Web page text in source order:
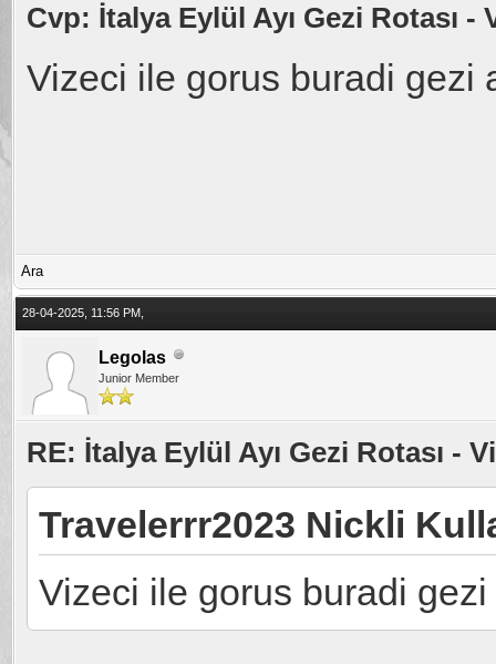
Cvp: İtalya Eylül Ayı Gezi Rotası -
Vizeci ile gorus buradi gezi
Ara
28-04-2025, 11:56 PM,
Legolas
Junior Member
RE: İtalya Eylül Ayı Gezi Rotası -
Travelerrr2023 Nickli
Vizeci ile gorus buradi